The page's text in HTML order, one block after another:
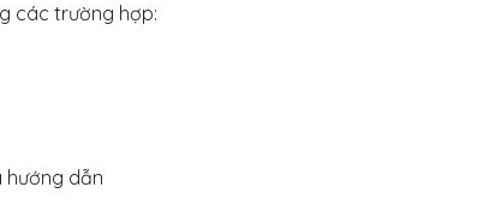
các trường hợp:
hướng dẫn